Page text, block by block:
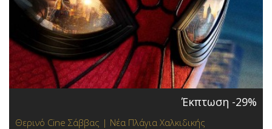
Έκπτωση -29%
Θερινό Cine Σάββας | Νέα Πλάγια Χαλκιδικής